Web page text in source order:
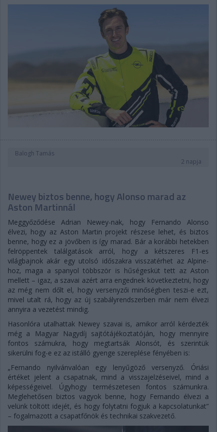
Balogh Tamás
2 napja
Newey biztos benne, hogy Alonso marad az
Aston Martinnál
Meggyőződése Adrian Newey-nak, hogy Fernando Alonso
élvezi, hogy az Aston Martin projekt részese lehet, és biztos
benne, hogy ez a jövőben is így marad. Bár a korábbi hetekben
felröppentek találgatások arról, hogy a kétszeres F1-es
világbajnok akár egy utolsó időszakra visszatérhet az Alpine-
hoz, maga a spanyol többször is hűségesküt tett az Aston
mellett – igaz, a szavai azért arra engednek következtetni, hogy
az még nem dőlt el, hogy versenyzői minőségben teszi-e ezt,
mivel utalt rá, hogy az új szabályrendszerben már nem élvezi
annyira a vezetést mindig.
Hasonlóra utalhattak Newey szavai is, amikor arról kérdezték
még a Magyar Nagydíj sajtótájékoztatóján, hogy mennyire
fontos számukra, hogy megtartsák Alonsót, és szerintük
sikerülni fog-e ez az istálló gyenge szereplése fényében is:
„Fernando nyilvánvalóan egy lenyűgöző versenyző. Óriási
értéket jelent a csapatnak, mind a visszajelzéseivel, mind a
képességeivel. Úgyhogy természetesen fontos számunkra.
Meglehetősen biztos vagyok benne, hogy Fernando élvezi a
velünk töltött idejét, és hogy folytatni fogjuk a kapcsolatunkat”
– fogalmazott a csapatfőnök és technikai szakvezető.